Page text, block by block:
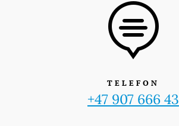

TELEFON
+47 907 666 43